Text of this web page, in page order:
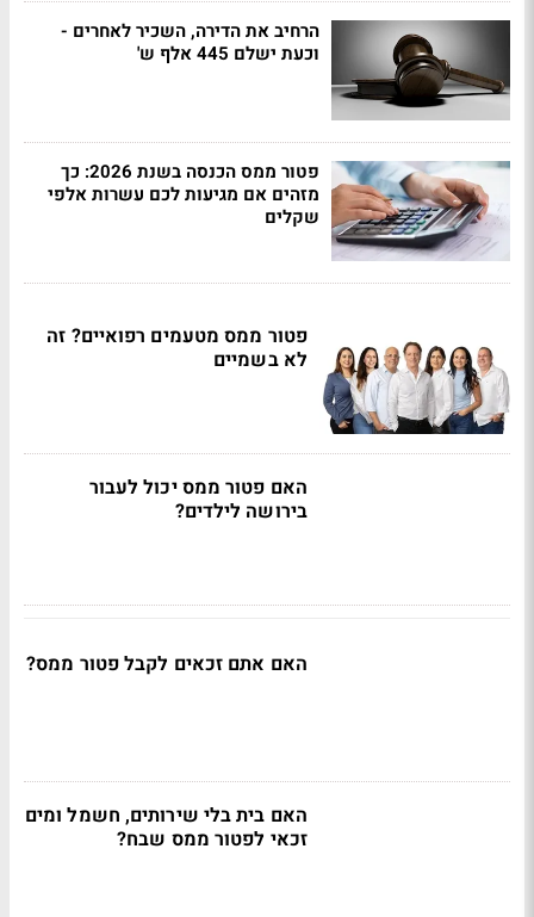
הרחיב את הדירה, השכיר לאחרים -
וכעת ישלם 445 אלף ש'
פטור ממס הכנסה בשנת 2026: כך
מזהים אם מגיעות לכם עשרות אלפי
שקלים
פטור ממס מטעמים רפואיים? זה
לא בשמיים
האם פטור ממס יכול לעבור
בירושה לילדים?
האם אתם זכאים לקבל פטור ממס?
האם בית בלי שירותים, חשמל ומים
זכאי לפטור ממס שבח?